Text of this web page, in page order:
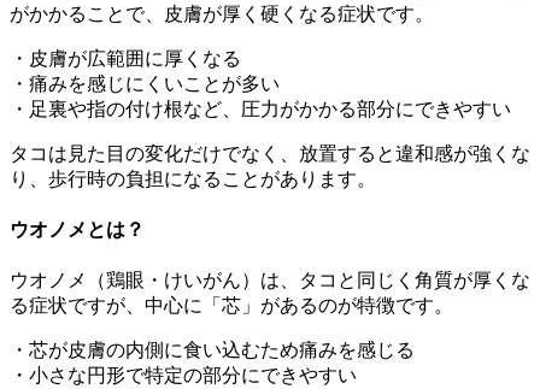
がかかることで、皮膚が厚く硬くなる症状です。
・皮膚が広範囲に厚くなる
・痛みを感じにくいことが多い
・足裏や指の付け根など、圧力がかかる部分にできやすい
タコは見た目の変化だけでなく、放置すると違和感が強くな
り、歩行時の負担になることがあります。
ウオノメとは？
ウオノメ（鶏眼・けいがん）は、タコと同じく角質が厚くな
る症状ですが、中心に「芯」があるのが特徴です。
・芯が皮膚の内側に食い込むため痛みを感じる
・小さな円形で特定の部分にできやすい